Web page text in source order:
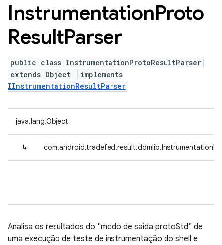
InstrumentationProto
ResultParser
public class InstrumentationProtoResultParser
extends Object
implements
IInstrumentationResultParser
java.lang.Object
↳
Analisa os resultados do "modo de saída protoStd" de
uma execução de teste de instrumentação do shell e